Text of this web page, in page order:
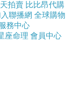
更加了解消費者在
技術與創新對消費
變化對於媒體、廣
了銷售，知名電商
數據」透過整合線
拍賣 比比昂代購
聯播網 全球購物
服務中心
座命理 會員中心